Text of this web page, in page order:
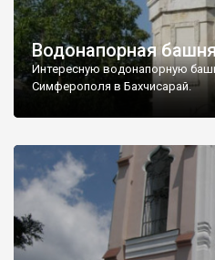
Водонапорная
Интересную водонапорную
Симферополя в Бахчисарай.